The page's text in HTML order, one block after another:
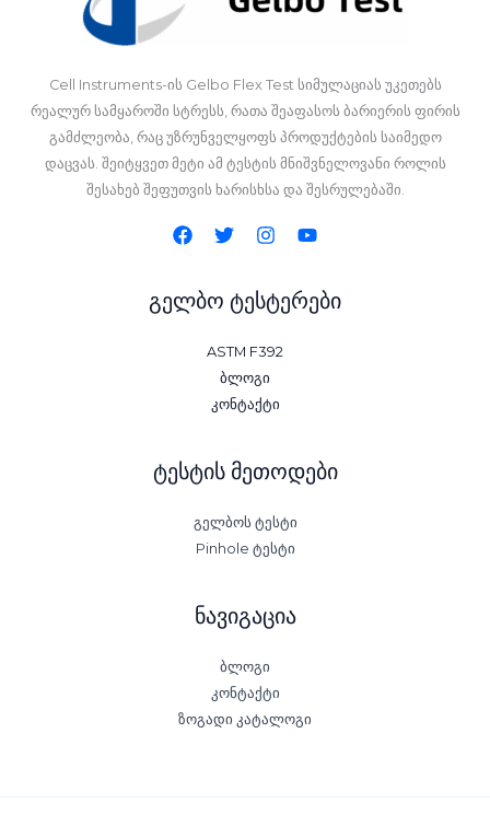
Cell Instruments-ის Gelbo Flex Test სიმულაციას უკეთებს
რეალურ სამყაროში სტრესს, რათა შეაფასოს ბარიერის ფირის
გამძლეობა, რაც უზრუნველყოფს პროდუქტების საიმედო
დაცვას. შეიტყვეთ მეტი ამ ტესტის მნიშვნელოვანი როლის
შესახებ შეფუთვის ხარისხსა და შესრულებაში.
გელბო ტესტერები
ASTM F392
ბლოგი
კონტაქტი
ტესტის მეთოდები
გელბოს ტესტი
Pinhole ტესტი
ნავიგაცია
ბლოგი
კონტაქტი
ზოგადი კატალოგი